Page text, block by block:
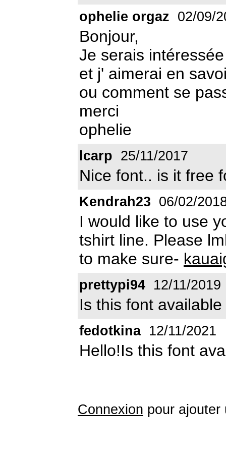
ophelie orgaz 02/09/
Bonjour,
Je serais
et j' aimerai en
ou comment se
merci
ophelie
lcarp 25/11/2017
Nice font.. is it free
Kendrah23 06/02/
I would like to use
tshirt line. Please
to make sure-
prettypi94 12/11/2019
Is this font
fedotkina 12/11/2021
Hello!Is this font
Connexion pour ajouter